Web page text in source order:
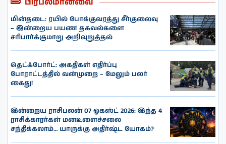
மின்தடை: ரயில் போக்குவரத்து சீர்குலைவு
– இன்றைய பயண தகவல்களை
சரிபார்க்குமாறு அறிவுறுத்தல்
தெட்ஃபோர்ட்: அகதிகள் எதிர்ப்பு
போராட்டத்தில் வன்முறை – மேலும் பலர்
கைது!
இன்றைய ராசிபலன் 07 ஓகஸ்ட் 2026: இந்த 4
ராசிக்காரர்கள் மனஉளைச்சலை
சந்திக்கலாம்… யாருக்கு அதிர்ஷ்ட யோகம்?